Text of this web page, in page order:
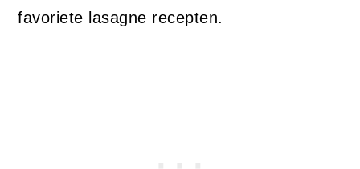
favoriete lasagne recepten.